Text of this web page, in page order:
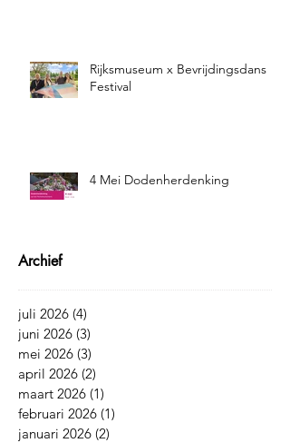
Rijksmuseum x Bevrijdingsdans
Festival
4 Mei Dodenherdenking
Archief
juli 2026 (4)
juni 2026 (3)
mei 2026 (3)
april 2026 (2)
maart 2026 (1)
februari 2026 (1)
januari 2026 (2)